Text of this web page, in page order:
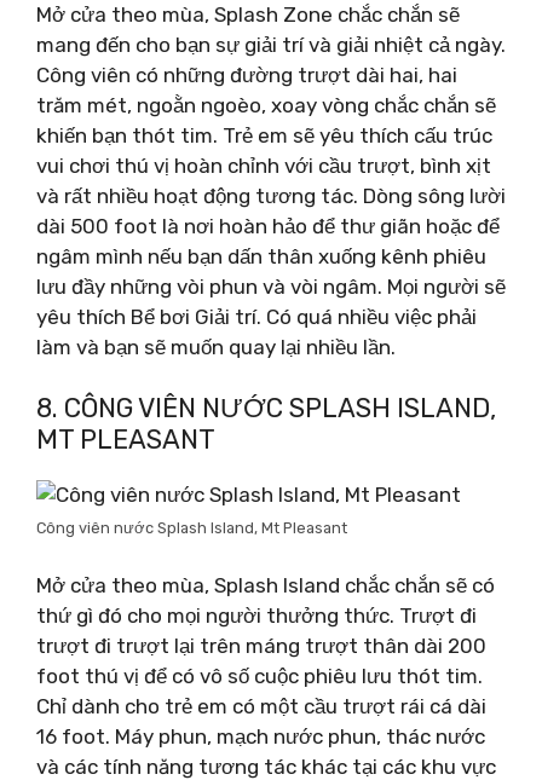
Mở cửa theo mùa, Splash Zone chắc chắn sẽ
mang đến cho bạn sự giải trí và giải nhiệt cả ngày.
Công viên có những đường trượt dài hai, hai
trăm mét, ngoằn ngoèo, xoay vòng chắc chắn sẽ
khiến bạn thót tim. Trẻ em sẽ yêu thích cấu trúc
vui chơi thú vị hoàn chỉnh với cầu trượt, bình xịt
và rất nhiều hoạt động tương tác. Dòng sông lười
dài 500 foot là nơi hoàn hảo để thư giãn hoặc để
ngâm mình nếu bạn dấn thân xuống kênh phiêu
lưu đầy những vòi phun và vòi ngâm. Mọi người sẽ
yêu thích Bể bơi Giải trí. Có quá nhiều việc phải
làm và bạn sẽ muốn quay lại nhiều lần.
8. CÔNG VIÊN NƯỚC SPLASH ISLAND,
MT PLEASANT
Công viên nước Splash Island, Mt Pleasant
Mở cửa theo mùa, Splash Island chắc chắn sẽ có
thứ gì đó cho mọi người thưởng thức. Trượt đi
trượt đi trượt lại trên máng trượt thân dài 200
foot thú vị để có vô số cuộc phiêu lưu thót tim.
Chỉ dành cho trẻ em có một cầu trượt rái cá dài
16 foot. Máy phun, mạch nước phun, thác nước
và các tính năng tương tác khác tại các khu vực